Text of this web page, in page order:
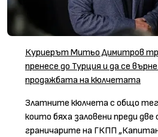
Куриерът Митьо Димитров
пренесе до Турция и да се
продажбата на кюлчетата
Златните кюлчета с общо
които бяха заловени преди
граничарите на ГКПП „Капитан